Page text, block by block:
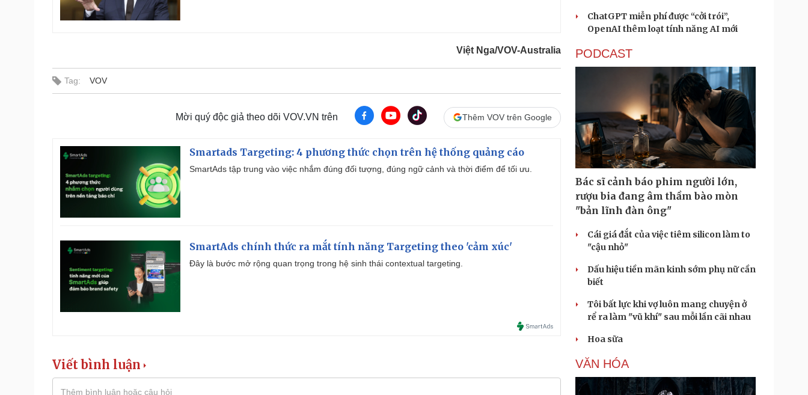
Việt Nga/VOV-Australia
Tag: VOV
Mời quý độc giả theo dõi VOV.VN trên Thêm VOV trên Google
Smartads Targeting: 4 phương thức chọn trên hệ thống quảng cáo
SmartAds tập trung vào việc nhắm đúng đối tượng, đúng ngữ cảnh và thời điểm để tối ưu.
SmartAds chính thức ra mắt tính năng Targeting theo 'cảm xúc'
Đây là bước mở rộng quan trọng trong hệ sinh thái contextual targeting.
Viết bình luận
ChatGPT miễn phí được “cởi trói”,
OpenAI thêm loạt tính năng AI mới
PODCAST
Bác sĩ cảnh báo phim người lớn,
rượu bia đang âm thầm bào mòn
"bản lĩnh đàn ông"
Cái giá đắt của việc tiêm silicon làm to
"cậu nhỏ"
Dấu hiệu tiền mãn kinh sớm phụ nữ cần
biết
Tôi bất lực khi vợ luôn mang chuyện ở
rể ra làm "vũ khí" sau mỗi lần cãi nhau
Hoa sữa
VĂN HÓA